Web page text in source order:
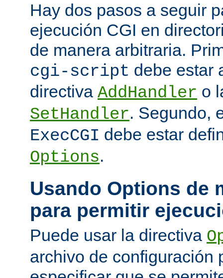
Hay dos pasos a seguir
ejecución CGI en
de manera arbitraria.
cgi-script debe estar
directiva AddHandler o
SetHandler. Segundo,
ExecCGI debe estar
Options.
Usando Options de
para permitir
Puede usar la directiva
archivo de configuración